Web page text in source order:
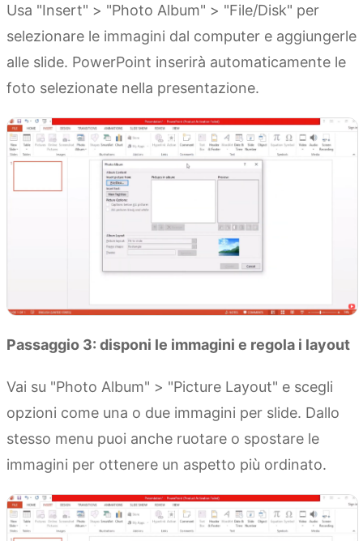
Usa "Insert" > "Photo Album" > "File/Disk" per
selezionare le immagini dal computer e aggiungerle
alle slide. PowerPoint inserirà automaticamente le
foto selezionate nella presentazione.
Passaggio 3: disponi le immagini e regola i layout
Vai su "Photo Album" > "Picture Layout" e scegli
opzioni come una o due immagini per slide. Dallo
stesso menu puoi anche ruotare o spostare le
immagini per ottenere un aspetto più ordinato.